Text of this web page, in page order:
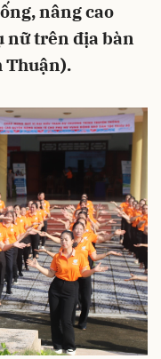
nâng cao
nữ trên địa bàn
Thuận).